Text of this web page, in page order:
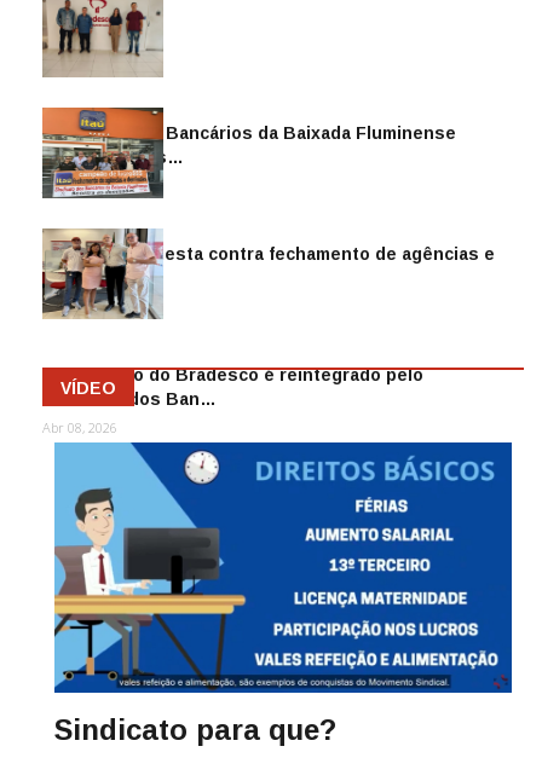
Sindicato dos Bancários da Baixada Fluminense
reintegra mais…
Jul 14, 2026
Sindicato protesta contra fechamento de agências e
as demiss…
Mai 13, 2026
Funcionário do Bradesco é reintegrado pelo
Sindicato dos Ban…
Abr 08, 2026
VÍDEO
Sindicato para que?